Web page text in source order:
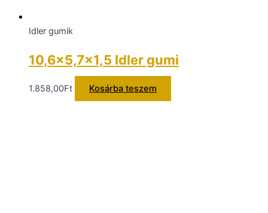
Idler gumik
10,6×5,7×1,5 Idler gumi
1.858,00Ft Kosárba teszem